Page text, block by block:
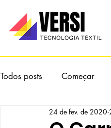
Todos posts Começar
24 de fev. de 2020